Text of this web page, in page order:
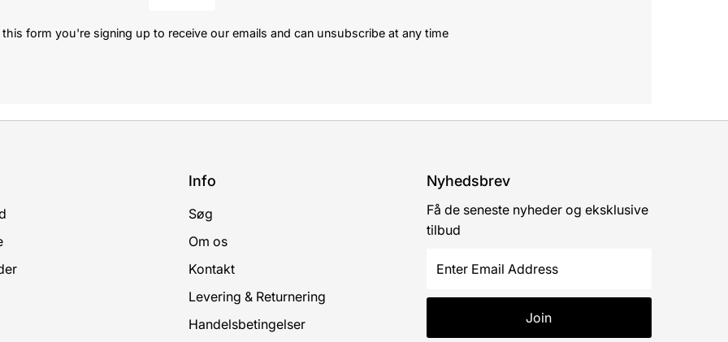
form you're signing up to receive our emails and can unsubscribe at any time
Info
Søg
Om os
Kontakt
Levering & Returnering
Handelsbetingelser
Nyhedsbrev
Få de seneste nyheder og eksklusive
tilbud
Email
Address
Join